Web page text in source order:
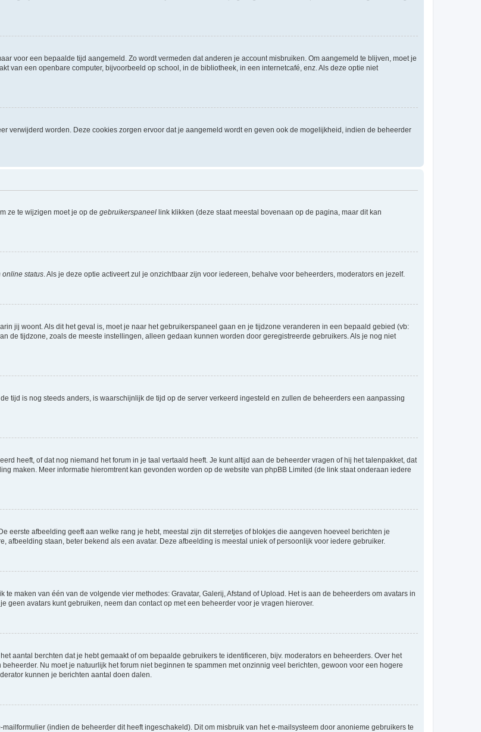
voor een bepaalde tijd aangemeld. Zo wordt vermeden dat anderen je account misbruiken. Om aangemeld te blijven, moet je
van een openbare computer, bijvoorbeeld op school, in de bibliotheek, in een internetcafé, enz. Als deze optie niet
verwijderd worden. Deze cookies zorgen ervoor dat je aangemeld wordt en geven ook de mogelijkheid, indien de beheerder
ze te wijzigen moet je op de gebruikerspaneel link klikken (deze staat meestal bovenaan op de pagina, maar dit kan
online status. Als je deze optie activeert zul je onzichtbaar zijn voor iedereen, behalve voor beheerders, moderators en jezelf.
jij woont. Als dit het geval is, moet je naar het gebruikerspaneel gaan en je tijdzone veranderen in een bepaald gebied (vb:
de tijdzone, zoals de meeste instellingen, alleen gedaan kunnen worden door geregistreerde gebruikers. Als je nog niet
tijd is nog steeds anders, is waarschijnlijk de tijd op de server verkeerd ingesteld en zullen de beheerders een aanpassing
heeft, of dat nog niemand het forum in je taal vertaald heeft. Je kunt altijd aan de beheerder vragen of hij het talenpakket, dat
maken. Meer informatie hieromtrent kan gevonden worden op de website van phpBB Limited (de link staat onderaan iedere
eerste afbeelding geeft aan welke rang je hebt, meestal zijn dit sterretjes of blokjes die aangeven hoeveel berichten je
afbeelding staan, beter bekend als een avatar. Deze afbeelding is meestal uniek of persoonlijk voor iedere gebruiker.
te maken van één van de volgende vier methodes: Gravatar, Galerij, Afstand of Upload. Het is aan de beheerders om avatars in
geen avatars kunt gebruiken, neem dan contact op met een beheerder voor je vragen hierover.
aantal berchten dat je hebt gemaakt of om bepaalde gebruikers te identificeren, bijv. moderators en beheerders. Over het
Nu moet je natuurlijk het forum niet beginnen te spammen met onzinnig veel berichten, gewoon voor een hogere
kunnen je berichten aantal doen dalen.
(indien de beheerder dit heeft ingeschakeld). Dit om misbruik van het e-mailsysteem door anonieme gebruikers te